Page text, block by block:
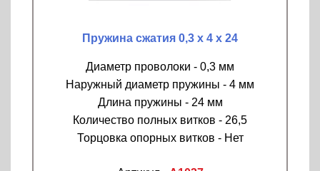
Пружина сжатия 0,3 х 4 х 24
Диаметр проволоки - 0,3 мм
Наружный диаметр пружины - 4 мм
Длина пружины - 24 мм
Количество полных витков - 26,5
Торцовка опорных витков - Нет